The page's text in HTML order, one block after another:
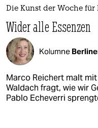
Die Kunst der Woche für
Wider alle Essenzen
Kolumne
Marco Reichert malt
Waldach fragt, wie wir
Pablo Echeverri